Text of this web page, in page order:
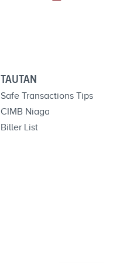
TAUTAN
Safe Transactions Tips
CIMB Niaga
Biller List